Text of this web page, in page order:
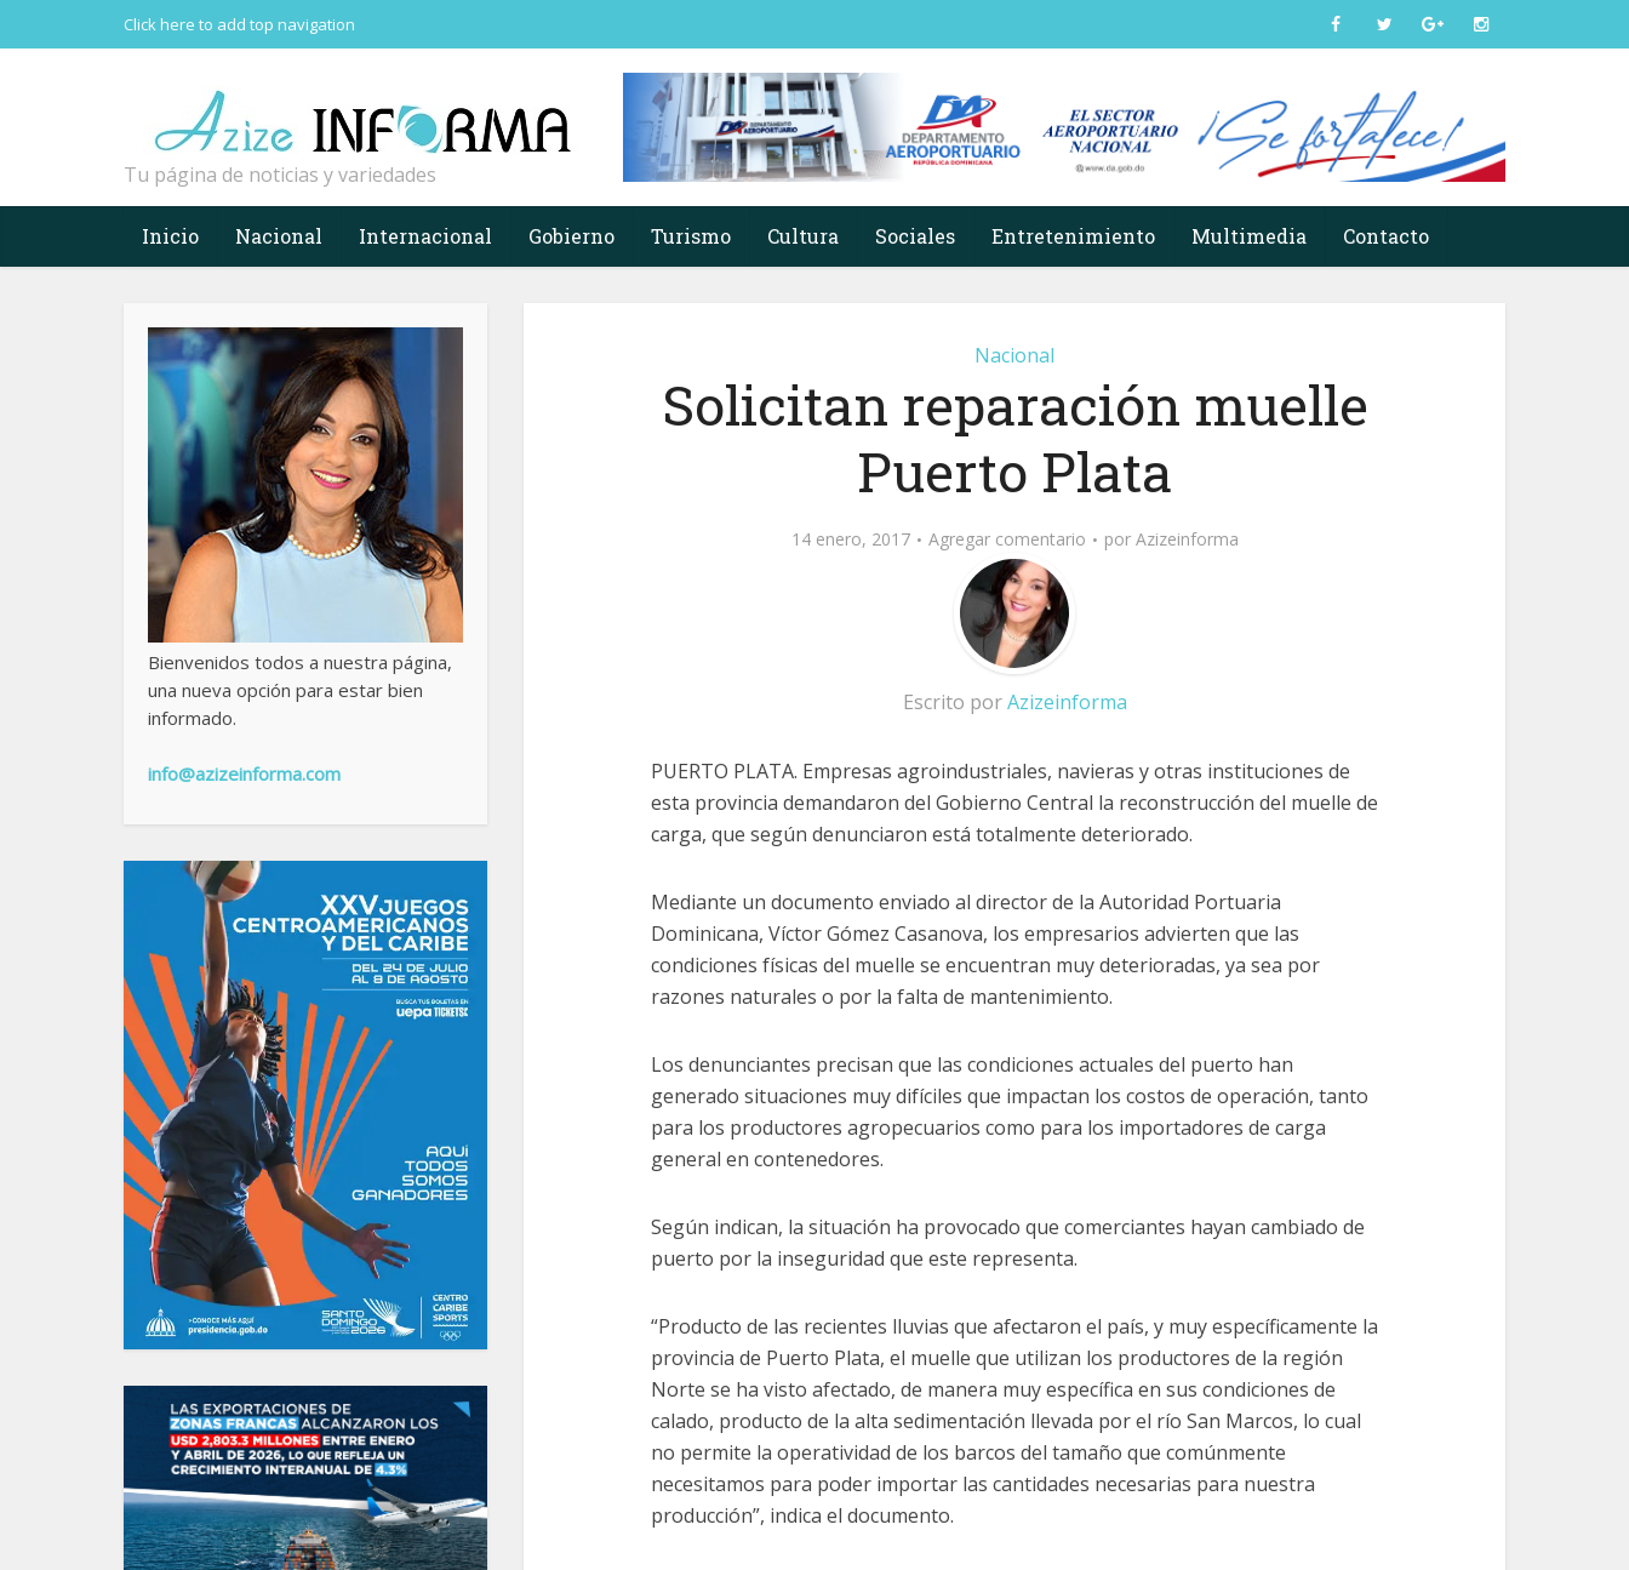
Click here to add top navigation
Tu página de noticias y variedades
Inicio Nacional Internacional Gobierno Turismo Cultura Sociales Entretenimiento Multimedia Contacto
Bienvenidos todos a nuestra página,
una nueva opción para estar bien
informado.
info@azizeinforma.com
Nacional
Solicitan reparación muelle
Puerto Plata
14 enero, 2017 Agregar comentario por Azizeinforma
Escrito porAzizeinforma
PUERTO PLATA. Empresas agroindustriales, navieras y otras instituciones de
esta provincia demandaron del Gobierno Central la reconstrucción del muelle de
carga, que según denunciaron está totalmente deteriorado.
Mediante un documento enviado al director de la Autoridad Portuaria
Dominicana, Víctor Gómez Casanova, los empresarios advierten que las
condiciones físicas del muelle se encuentran muy deterioradas, ya sea por
razones naturales o por la falta de mantenimiento.
Los denunciantes precisan que las condiciones actuales del puerto han
generado situaciones muy difíciles que impactan los costos de operación, tanto
para los productores agropecuarios como para los importadores de carga
general en contenedores.
Según indican, la situación ha provocado que comerciantes hayan cambiado de
puerto por la inseguridad que este representa.
“Producto de las recientes lluvias que afectaron el país, y muy específicamente la
provincia de Puerto Plata, el muelle que utilizan los productores de la región
Norte se ha visto afectado, de manera muy específica en sus condiciones de
calado, producto de la alta sedimentación llevada por el río San Marcos, lo cual
no permite la operatividad de los barcos del tamaño que comúnmente
necesitamos para poder importar las cantidades necesarias para nuestra
producción”, indica el documento.